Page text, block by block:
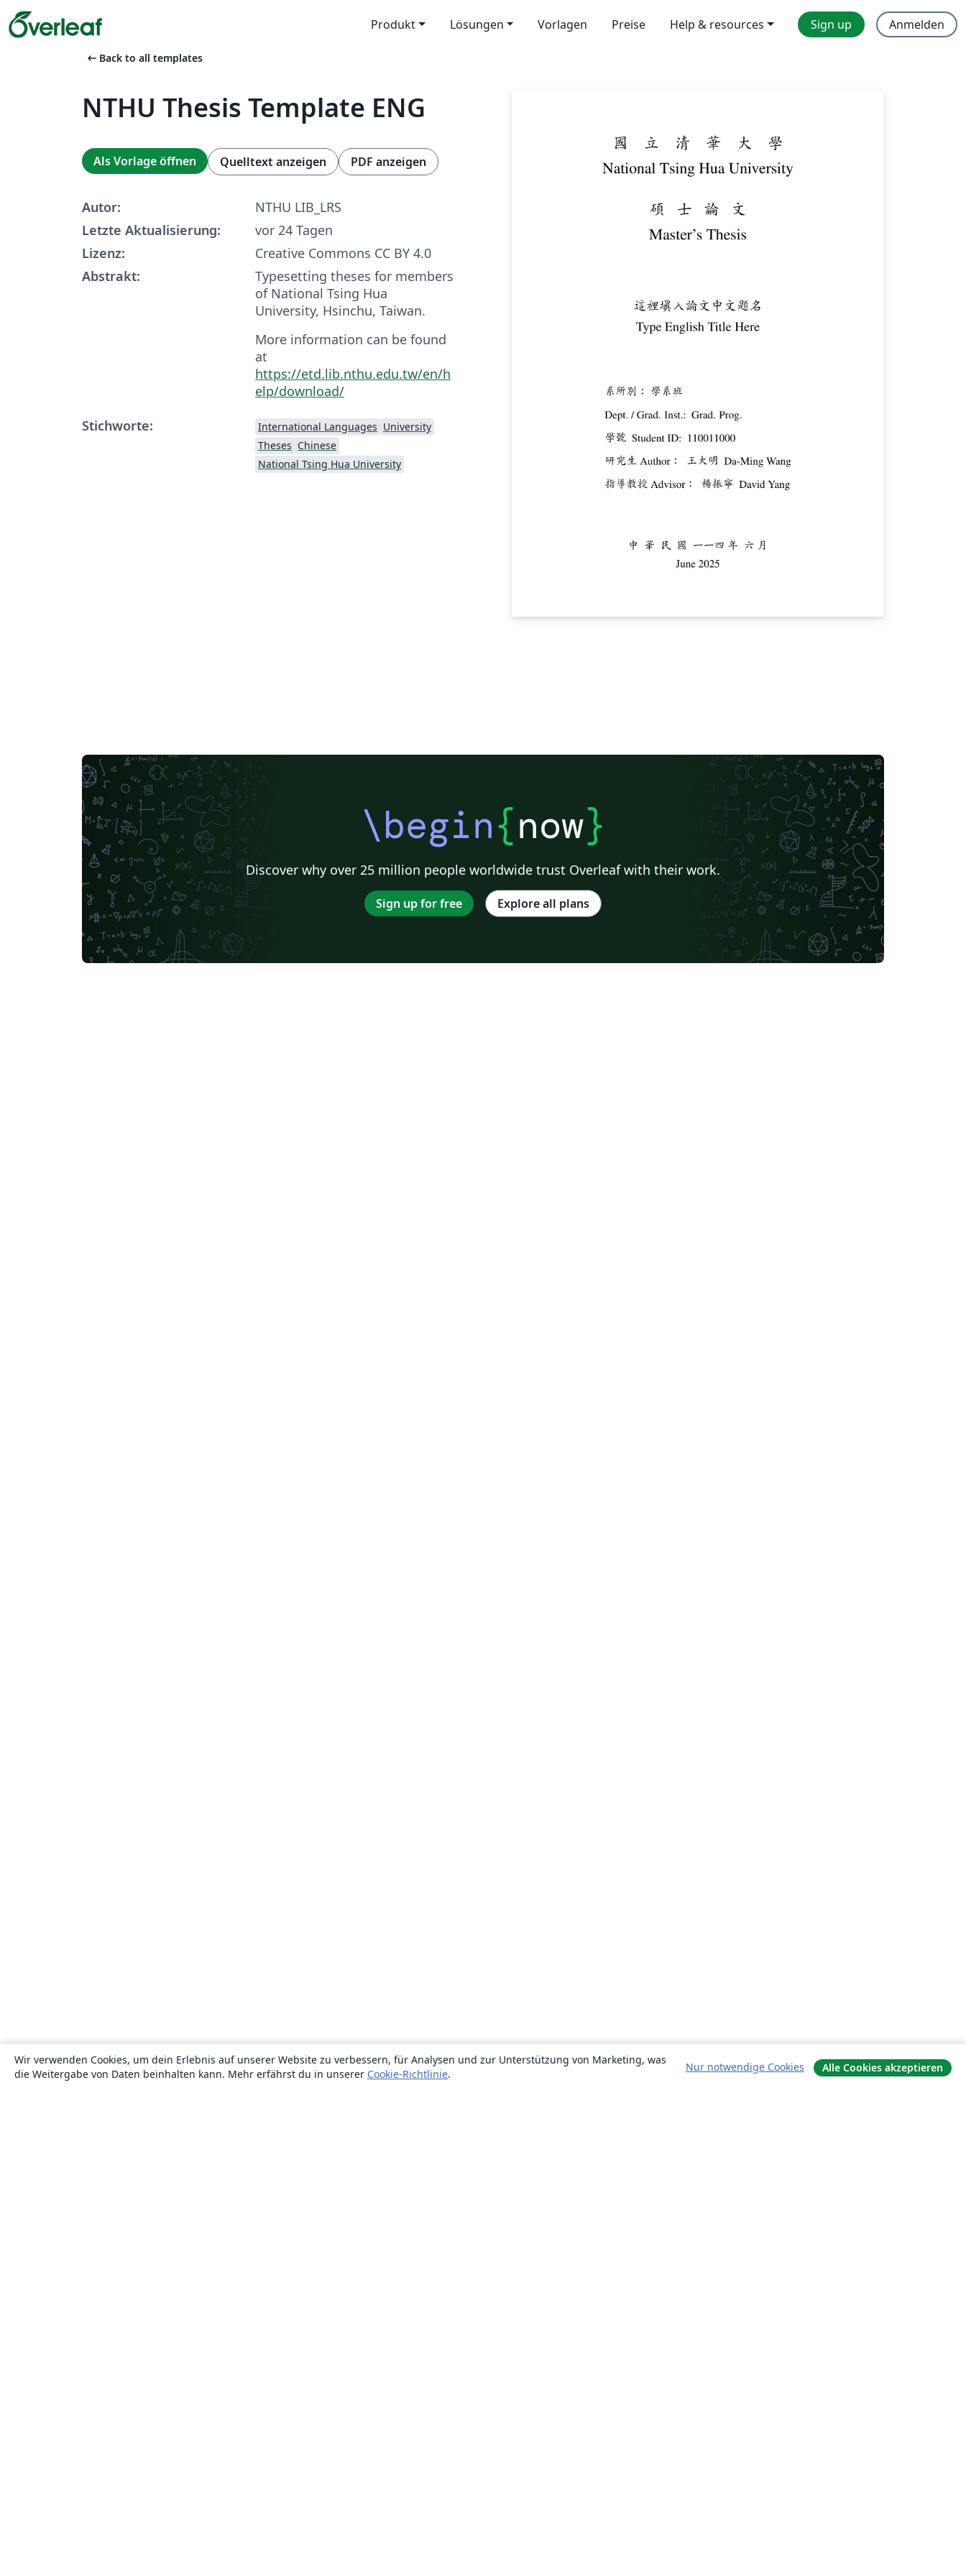
Produkt Lösungen Vorlagen Preise Help & resources Sign up Anmelden
arrow_left_alt Back to all templates
NTHU Thesis Template ENG
Als Vorlage öffnen Quelltext anzeigen PDF anzeigen
Autor:
NTHU LIB_LRS
Letzte Aktualisierung:
vor 24 Tagen
Lizenz:
Creative Commons CC BY 4.0
Abstrakt:
Typesetting theses for members
of National Tsing Hua
University, Hsinchu, Taiwan.
More information can be found
at
https://etd.lib.nthu.edu.tw/en/h
elp/download/
Stichworte:
International Languages University
Theses Chinese
National Tsing Hua University
\begin{now}
Discover why over 25 million people worldwide trust Overleaf with their work.
Sign up for free Explore all plans
Wir verwenden Cookies, um dein Erlebnis auf unserer Website zu verbessern, für Analysen und zur Unterstützung von Marketing, was
die Weitergabe von Daten beinhalten kann. Mehr erfährst du in unserer Cookie-Richtlinie.
Nur notwendige Cookies Alle Cookies akzeptieren